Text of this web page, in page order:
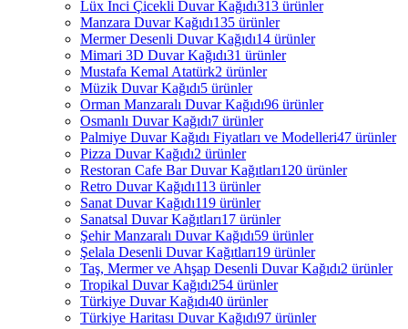
Lüx İnci Çicekli Duvar Kağıdı313 ürünler
Manzara Duvar Kağıdı135 ürünler
Mermer Desenli Duvar Kağıdı14 ürünler
Mimari 3D Duvar Kağıdı31 ürünler
Mustafa Kemal Atatürk2 ürünler
Müzik Duvar Kağıdı5 ürünler
Orman Manzaralı Duvar Kağıdı96 ürünler
Osmanlı Duvar Kağıdı7 ürünler
Palmiye Duvar Kağıdı Fiyatları ve Modelleri47 ürünler
Pizza Duvar Kağıdı2 ürünler
Restoran Cafe Bar Duvar Kağıtları120 ürünler
Retro Duvar Kağıdı113 ürünler
Sanat Duvar Kağıdı119 ürünler
Sanatsal Duvar Kağıtları17 ürünler
Şehir Manzaralı Duvar Kağıdı59 ürünler
Şelala Desenli Duvar Kağıtları19 ürünler
Taş, Mermer ve Ahşap Desenli Duvar Kağıdı2 ürünler
Tropikal Duvar Kağıdı254 ürünler
Türkiye Duvar Kağıdı40 ürünler
Türkiye Haritası Duvar Kağıdı97 ürünler